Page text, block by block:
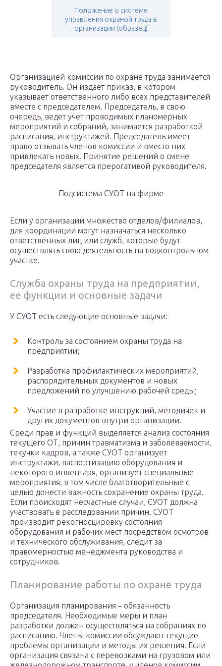
Положение о системе
управления охраной труда в
организации (образец)
Организацией комиссии по охране труда занимается
руководитель. Он издает приказ, в котором
указывает ответственного либо всех представителей
вместе с председателем. Председатель, в свою
очередь, ведет учет проводимых планомерных
мероприятий и собраний, занимается разработкой
расписания, инструктажей. Председатель имеет
право отзывать членов комиссии и вместо них
привлекать новых. Принятие решений о смене
председателя является прерогативой руководителя.
Подсистема СУОТ на фирме
Если у организации множество отделов/филиалов,
для координации могут назначаться несколько
ответственных лиц или служб, которые будут
осуществлять свою деятельность на подконтрольном
участке.
Служба охраны труда на предприятии,
ее функции и основные задачи
У СУОТ есть следующие основные задачи:
Контроль за состоянием охраны труда на
предприятии;
Разработка профилактических мероприятий,
распорядительных документов и новых
предложений по улучшению рабочей среды;
Участие в разработке инструкций, методичек и
других документов внутри организации.
Среди прав и функций выделяется анализ состояния
текущего ОТ, причин травматизма и заболеваемости,
текучки кадров, а также СУОТ организует
инструктажи, паспортизацию оборудования и
некоторого инвентаря, организует специальные
мероприятия, в том числе благотворительные с
целью донести важность сохранение охраны труда.
Если происходят несчастные случаи, СУОТ должна
участвовать в расследовании причин. СУОТ
производит рекогносцировку состояния
оборудования и рабочих мест посредством осмотров
и технического обслуживания, следит за
правомерностью менеджмента руководства и
сотрудников.
Планирование работы по охране труда
Организация планирования – обязанность
председателя. Необходимые меры и план
разработки должен осуществляться на собраниях по
расписанию. Члены комиссии обсуждают текущие
проблемы организации и методы их решения. Если
организация связана с перевозками на грузовом или